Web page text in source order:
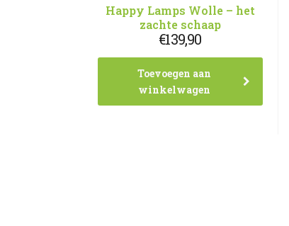
Happy Lamps Wolle – het
zachte schaap
€139,90
Toevoegen aan
winkelwagen